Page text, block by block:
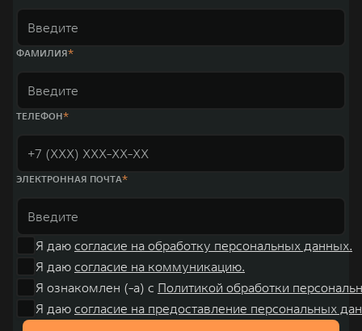
ФАМИЛИЯ
ТЕЛЕФОН
ЭЛЕКТРОННАЯ ПОЧТА
Я даю согласие на обработку персональных данных.
Я даю согласие на коммуникацию.
Я ознакомлен (-а) с Политикой обработки
Я даю согласие на предоставление персональных